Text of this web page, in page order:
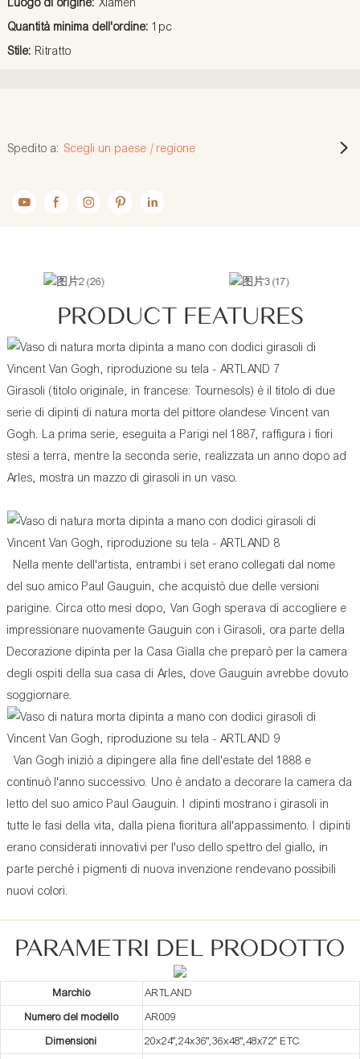
Luogo di origine: Xiamen
Quantità minima dell'ordine:1pc
Stile: Ritratto
Spedito a: Scegli un paese / regione
PRODUCT FEATURES
Girasoli (titolo originale, in francese: Tournesols) è il titolo di due
serie di dipinti di natura morta del pittore olandese Vincent van
Gogh. La prima serie, eseguita a Parigi nel 1887, raffigura i fiori
stesi a terra, mentre la seconda serie, realizzata un anno dopo ad
Arles, mostra un mazzo di girasoli in un vaso.
Nella mente dell'artista, entrambi i set erano collegati dal nome
del suo amico Paul Gauguin, che acquistò due delle versioni
parigine. Circa otto mesi dopo, Van Gogh sperava di accogliere e
impressionare nuovamente Gauguin con i Girasoli, ora parte della
Decorazione dipinta per la Casa Gialla che preparò per la camera
degli ospiti della sua casa di Arles, dove Gauguin avrebbe dovuto
soggiornare.
Van Gogh iniziò a dipingere alla fine dell'estate del 1888 e
continuò l'anno successivo. Uno è andato a decorare la camera da
letto del suo amico Paul Gauguin. I dipinti mostrano i girasoli in
tutte le fasi della vita, dalla piena fioritura all'appassimento. I dipinti
erano considerati innovativi per l'uso dello spettro del giallo, in
parte perché i pigmenti di nuova invenzione rendevano possibili
nuovi colori.
PARAMETRI DEL PRODOTTO
Marchio
ARTLAND
Numero del modello
AR009
Dimensioni
20x24”,24x36”,36x48”,48x72” ETC.